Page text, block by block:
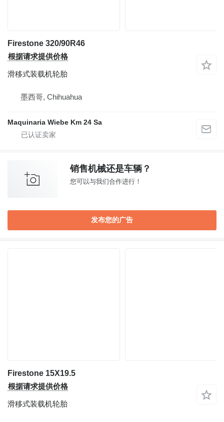
Firestone 320/90R46
根据请求提供价格
滑移式装载机轮胎
墨西哥, Chihuahua
Maquinaria Wiebe Km 24 Sa
销售机械还是车辆？
您可以与我们合作进行！
发布您的广告
Firestone 15X19.5
根据请求提供价格
滑移式装载机轮胎